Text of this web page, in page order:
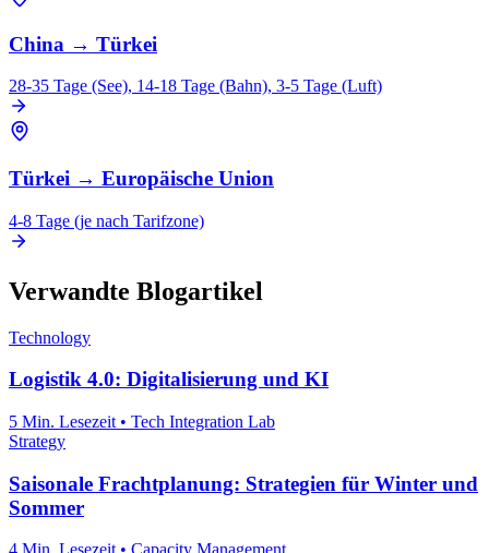
China → Türkei
28-35 Tage (See), 14-18 Tage (Bahn), 3-5 Tage (Luft)
Türkei → Europäische Union
4-8 Tage (je nach Tarifzone)
Verwandte Blogartikel
Technology
Logistik 4.0: Digitalisierung und KI
5 Min. Lesezeit • Tech Integration Lab
Strategy
Saisonale Frachtplanung: Strategien für Winter und
Sommer